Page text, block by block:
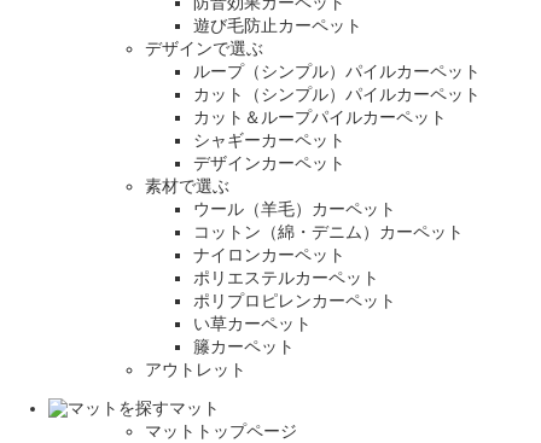
遊び毛防止カーペット
デザインで選ぶ
ループ（シンプル）パイルカーペット
カット（シンプル）パイルカーペット
カット＆ループパイルカーペット
シャギーカーペット
デザインカーペット
素材で選ぶ
ウール（羊毛）カーペット
コットン（綿・デニム）カーペット
ナイロンカーペット
ポリエステルカーペット
ポリプロピレンカーペット
い草カーペット
籐カーペット
アウトレット
マット
マットトップページ